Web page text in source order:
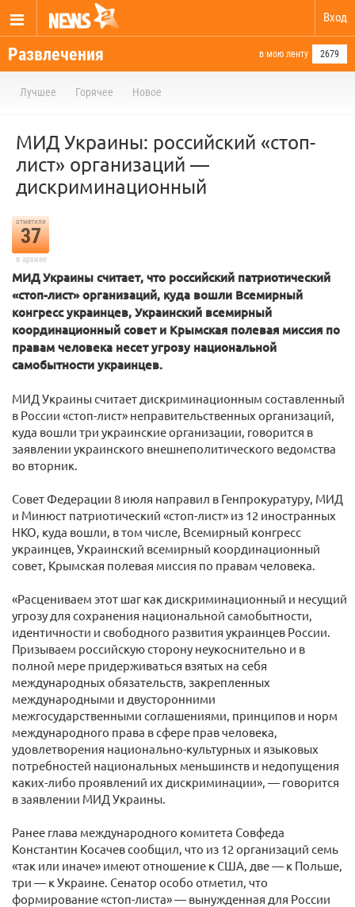
Вход
Развлечения в мою ленту 2679
Лучшее Горячее Новое
МИД Украины: российский «стоп-
лист» организаций —
дискриминационный
отметили
37
в архиве
МИД Украины считает, что российский патриотический
«стоп-лист» организаций, куда вошли Всемирный
конгресс украинцев, Украинский всемирный
координационный совет и Крымская полевая миссия по
правам человека несет угрозу национальной
самобытности украинцев.
МИД Украины считает дискриминационным составленный
в России «стоп-лист» неправительственных организаций,
куда вошли три украинские организации, говорится в
заявлении украинского внешнеполитического ведомства
во вторник.
Совет Федерации 8 июля направил в Генпрокуратуру, МИД
и Минюст патриотический «стоп-лист» из 12 иностранных
НКО, куда вошли, в том числе, Всемирный конгресс
украинцев, Украинский всемирный координационный
совет, Крымская полевая миссия по правам человека.
«Расцениваем этот шаг как дискриминационный и несущий
угрозу для сохранения национальной самобытности,
идентичности и свободного развития украинцев России.
Призываем российскую сторону неукоснительно и в
полной мере придерживаться взятых на себя
международных обязательств, закрепленных
международными и двусторонними
межгосударственными соглашениями, принципов и норм
международного права в сфере прав человека,
удовлетворения национально-культурных и языковых
потребностей национальных меньшинств и недопущения
каких-либо проявлений их дискриминации», — говорится
в заявлении МИД Украины.
Ранее глава международного комитета Совфеда
Константин Косачев сообщил, что из 12 организаций семь
«так или иначе» имеют отношение к США, две — к Польше,
три — к Украине. Сенатор особо отметил, что
формирование «стоп-листа» — вынужденная для России